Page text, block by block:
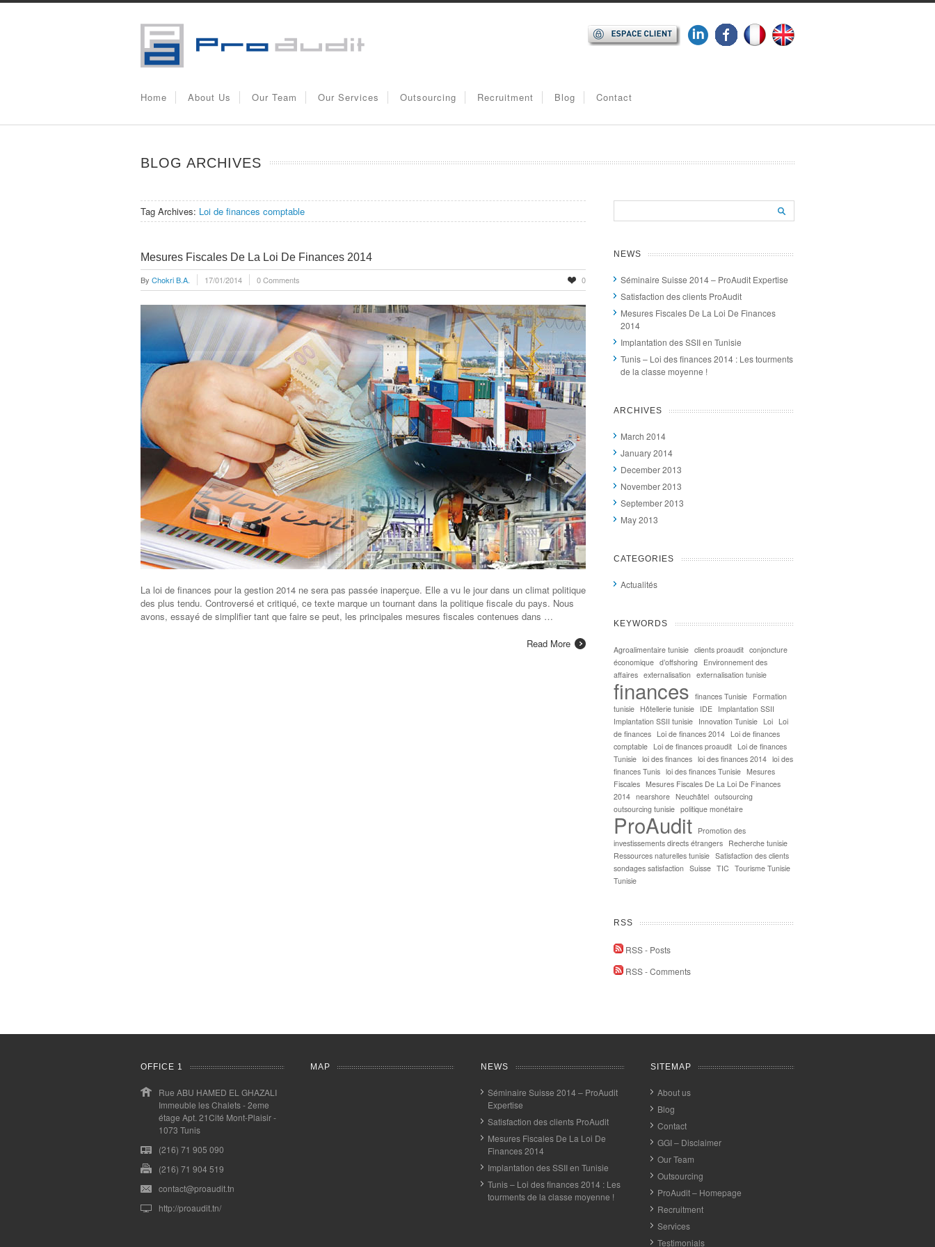
Home About Us Our Team Our Services Outsourcing Recruitment Blog Contact
BLOG ARCHIVES
Tag Archives: Loi de finances comptable
Mesures Fiscales De La Loi De Finances 2014
By Chokri B.A. 17/01/2014 0 Comments 0
La loi de ﬁnances pour la gestion 2014 ne sera pas passée inaperçue. Elle a vu le jour dans un climat politique
des plus tendu. Controversé et critiqué, ce texte marque un tournant dans la politique ﬁscale du pays. Nous
avons, essayé de simpliﬁer tant que faire se peut, les principales mesures ﬁscales contenues dans …
Read More
NEWS
Séminaire Suisse 2014 – ProAudit Expertise
Satisfaction des clients ProAudit
Mesures Fiscales De La Loi De Finances
2014
Implantation des SSII en Tunisie
Tunis – Loi des finances 2014 : Les tourments
de la classe moyenne !
ARCHIVES
March 2014
January 2014
December 2013
November 2013
September 2013
May 2013
CATEGORIES
Actualités
KEYWORDS
Agroalimentaire tunisie clients proaudit conjoncture
économique d’offshoring Environnement des
affaires externalisation externalisation tunisie
finances finances Tunisie Formation
tunisie Hôtellerie tunisie IDE Implantation SSII
Implantation SSII tunisie Innovation Tunisie Loi Loi
de finances Loi de finances 2014 Loi de finances
comptable Loi de finances proaudit Loi de finances
Tunisie loi des finances loi des finances 2014 loi des
finances Tunis loi des finances Tunisie Mesures
Fiscales Mesures Fiscales De La Loi De Finances
2014 nearshore Neuchâtel outsourcing
outsourcing tunisie politique monétaire
ProAudit Promotion des
investissements directs étrangers Recherche tunisie
Ressources naturelles tunisie Satisfaction des clients
sondages satisfaction Suisse TIC Tourisme Tunisie
Tunisie
RSS
RSS - Posts
RSS - Comments
OFFICE 1
Rue ABU HAMED EL GHAZALI
Immeuble les Chalets - 2eme
étage Apt. 21Cité Mont-Plaisir -
1073 Tunis
(216) 71 905 090
(216) 71 904 519
contact@proaudit.tn
http://proaudit.tn/
MAP NEWS
Séminaire Suisse 2014 – ProAudit
Expertise
Satisfaction des clients ProAudit
Mesures Fiscales De La Loi De
Finances 2014
Implantation des SSII en Tunisie
Tunis – Loi des finances 2014 : Les
tourments de la classe moyenne !
SITEMAP
About us
Blog
Contact
GGI – Disclaimer
Our Team
Outsourcing
ProAudit – Homepage
Recruitment
Services
Testimonials